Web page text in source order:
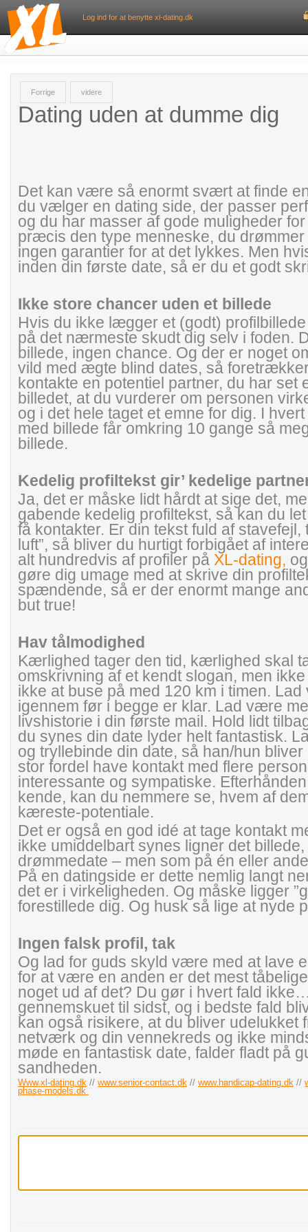
Log ind for at benytte xl-dating.dk
Forrige videre
Dating uden at dumme dig
Det kan være så enormt svært at finde
du vælger en dating side, der passer
og du har masser af gode muligheder
præcis den type menneske, du
ingen garantier for at det lykkes. Men
inden din første date, så er du et godt
Ikke store chancer uden et billede
Hvis du ikke lægger et (godt)
på det nærmeste skudt dig selv i foden.
billede, ingen chance. Og der er noget
vild med ægte blind dates, så
kontakte en potentiel partner, du har set
billedet, at du vurderer om personen
og i det hele taget et emne for dig. I
med billede får omkring 10 gange så
billede.
Kedelig profiltekst gir’ kedelige
Ja, det er måske lidt hårdt at sige det,
gabende kedelig profiltekst, så kan du
få kontakter. Er din tekst fuld af stavefejl,
luft”, så bliver du hurtigt forbigået af
alt hundredvis af profiler på XL-dating,
gøre dig umage med at skrive din
spændende, så er der enormt mange
but true!
Hav tålmodighed
Kærlighed tager den tid, kærlighed skal
omskrivning af et kendt slogan, men
ikke at buse på med 120 km i timen.
igennem før i begge er klar. Lad være
livshistorie i din første mail. Hold lidt
du synes din date lyder helt fantastisk.
og tryllebinde din date, så han/hun
stor fordel have kontakt med flere
interessante og sympatiske.
kende, kan du nemmere se, hvem af
kæreste-potentiale.
Det er også en god idé at tage kontakt
ikke umiddelbart synes ligner det
drømmedate – men som på én eller
På en datingside er dette nemlig langt
det er i virkeligheden. Og måske ligger
forestillede dig. Og husk så lige at nyde
Ingen falsk profil, tak
Og lad for guds skyld være med at lave
for at være en anden er det mest
noget ud af det? Du gør i hvert fald
gennemskuet til sidst, og i bedste fald
kan også risikere, at du bliver udelukket
netværk og din vennekreds og ikke
møde en fantastisk date, falder fladt på
sandheden.
Www.xl-dating.dk // www.senior-contact.dk // www.handicap-dating.dk //
phase-models.dk